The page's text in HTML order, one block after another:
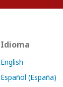
Idioma
English
Español (España)